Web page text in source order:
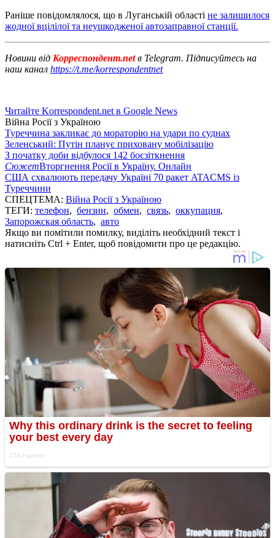
Раніше повідомлялося, що в Луганській області не залишилося
жодної вцілілої та неушкодженої автозаправної станції.
Новини від Корреспондент.netв Telegram. Підписуйтесь на
наш канал https://t.me/korrespondentnet
Читайте Korrespondent.net в Google News
Війна Росії з Україною
Туреччина закликає до мораторію на удари по суднах
Зеленський: Путін планує приховану мобілізацію
З початку доби відбулося 142 боєзіткнення
СюжетВторгнення Росії в Україну. Онлайн
США схвалюють передачу Україні 70 ракет ATACMS із
Туреччини
СПЕЦТЕМА: Війна Росії з Україною
ТЕГИ: телефон, бензин, обмен, связь, оккупация,
Запорожская область, авто
Якщо ви помітили помилку, виділіть необхідний текст і
натисніть Ctrl + Enter, щоб повідомити про це редакцію.